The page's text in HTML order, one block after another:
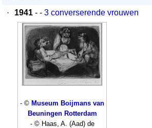
·
1941 - - 3 converserende vrouwen
- © Museum Boijmans van
Beuningen Rotterdam
- © Haas, A. (Aad) de